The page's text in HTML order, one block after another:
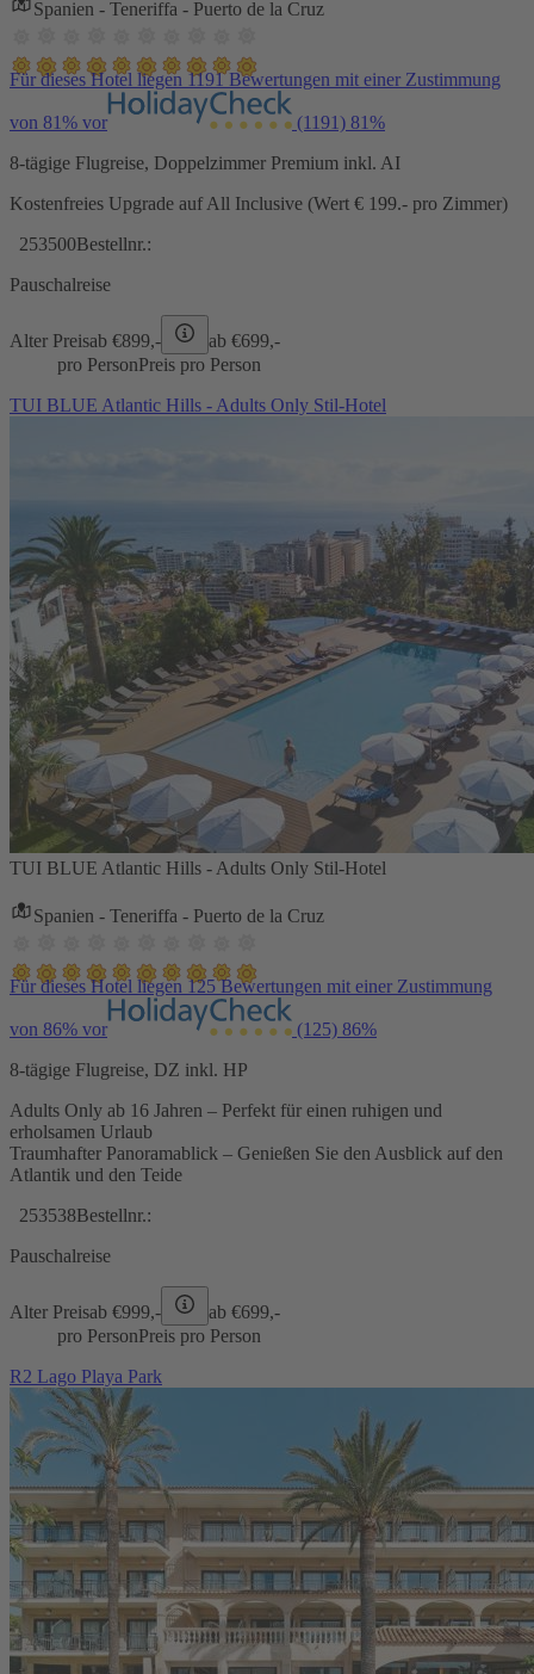
Spanien - Teneriffa - Puerto de la Cruz
Für dieses Hotel liegen 1191 Bewertungen mit einer Zustimmung
von 81% vor (1191) 81%
8-tägige Flugreise, Doppelzimmer Premium inkl. AI
Kostenfreies Upgrade auf All Inclusive (Wert € 199.- pro Zimmer)
253500Bestellnr.:
Pauschalreise
Alter Preisab €899,- ab €699,-
pro PersonPreis pro Person
TUI BLUE Atlantic Hills - Adults Only Stil-Hotel
TUI BLUE Atlantic Hills - Adults Only Stil-Hotel
Spanien - Teneriffa - Puerto de la Cruz
Für dieses Hotel liegen 125 Bewertungen mit einer Zustimmung
von 86% vor (125) 86%
8-tägige Flugreise, DZ inkl. HP
Adults Only ab 16 Jahren – Perfekt für einen ruhigen und
erholsamen Urlaub
Traumhafter Panoramablick – Genießen Sie den Ausblick auf den
Atlantik und den Teide
253538Bestellnr.:
Pauschalreise
Alter Preisab €999,- ab €699,-
pro PersonPreis pro Person
R2 Lago Playa Park